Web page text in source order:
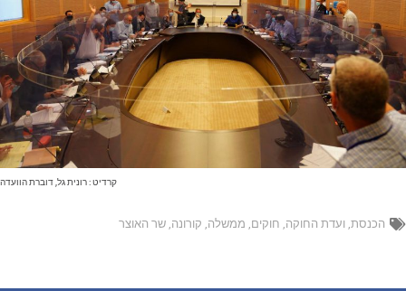
קרדיט : רונית גל, דוברת הוועדה
הכנסת,ועדת החוקה,חוקים,ממשלה,קורונה,שר האוצר